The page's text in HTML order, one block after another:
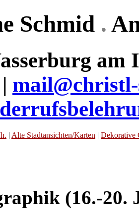
Schmid .
am
| Alte Stadtansichten/Karten | Dekorative
(16.-20.